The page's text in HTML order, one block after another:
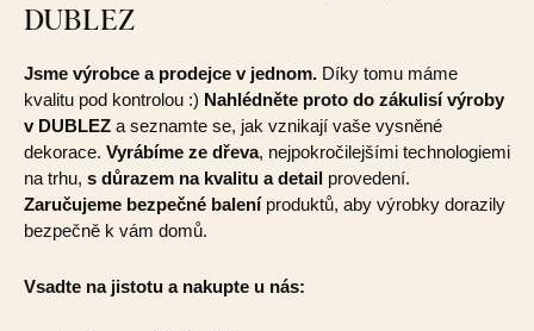
DUBLEZ
Jsme výrobce a prodejce v jednom. Díky tomu máme
kvalitu pod kontrolou :) Nahlédněte proto do zákulisí výroby
v DUBLEZ a seznamte se, jak vznikají vaše vysněné
dekorace. Vyrábíme ze dřeva, nejpokročilejšími technologiemi
na trhu, s důrazem na kvalitu a detail provedení.
Zaručujeme bezpečné baleníproduktů, aby výrobky dorazily
bezpečně k vám domů.
Vsadte na jistotu a nakupte u nás: